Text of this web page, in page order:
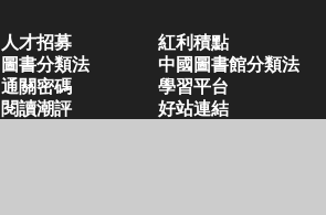
人才招募
紅利積點
圖書分類法
中國圖書館分類法
通關密碼
學習平台
閱讀潮評 好站連結